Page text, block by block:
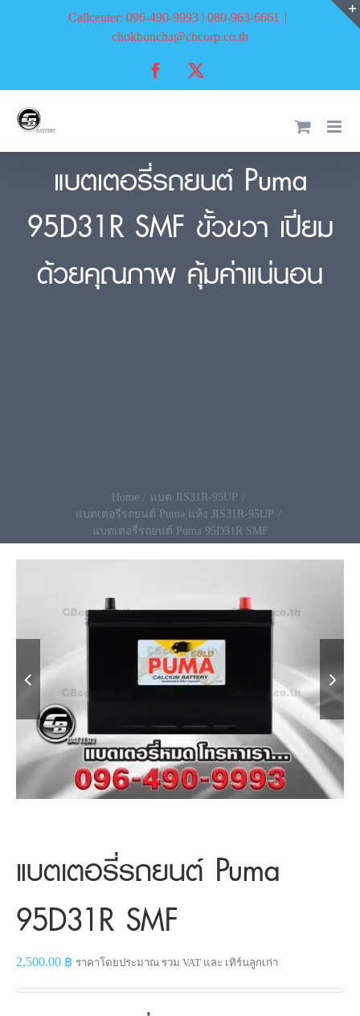
Callcenter: 096-490-9993 | 080-963-6661 |
chokbuncha@cbcorp.co.th
Facebook
แบตเตอรี่รถยนต์ Puma
95D31R SMF ขั้วขวา เปี่ยม
ด้วยคุณภาพ คุ้มค่าแน่นอน
Home
แบต JIS31R-95UP
แบตเตอรี่รถยนต์ Puma แห้ง JIS31R-95UP
แบตเตอรี่รถยนต์ Puma 95D31R SMF
 
แบตเตอรี่รถยนต์ Puma
95D31R SMF
2,500.00 ฿ ราคาโดยประมาณ รวม VAT และ เทิร์นลูกเก่า